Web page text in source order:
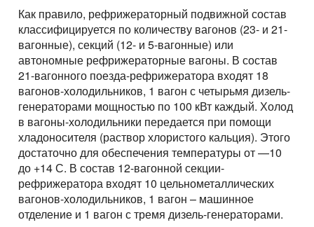
Как правило, рефрижераторный подвижной состав
классифицируется по количеству вагонов (23- и 21-
вагонные), секций (12- и 5-вагонные) или
автономные рефрижераторные вагоны. В состав
21-вагонного поезда-рефрижератора входят 18
вагонов-холодильников, 1 вагон с четырьмя дизель-
генераторами мощностью по 100 кВт каждый. Холод
в вагоны-холодильники передается при помощи
хладоносителя (раствор хлористого кальция). Этого
достаточно для обеспечения температуры от —10
до +14 С. В состав 12-вагонной секции-
рефрижератора входят 10 цельнометаллических
вагонов-холодильников, 1 вагон – машинное
отделение и 1 вагон с тремя дизель-генераторами.